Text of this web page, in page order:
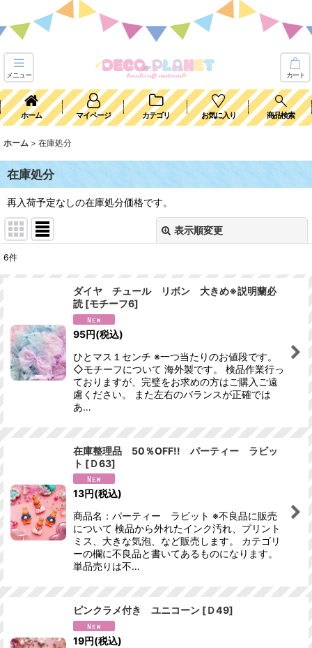
メニュー カート
ホーム マイページ カテゴリ お気に入り 商品検索
ホーム > 在庫処分
在庫処分
再入荷予定なしの在庫処分価格です。
表示順変更
6件
ダイヤ チュール リボン 大きめ※説明蘭必
読 [モチーフ6]
95円(税込)
ひとマス１センチ ※一つ当たりのお値段です。
◇モチーフについて 海外製です。 検品作業行っ
ておりますが、完璧をお求めの方はご購入ご遠
慮ください。 また左右のバランスが正確では
あ…
在庫整理品 50％OFF!! パーティー ラビッ
ト [Ｄ63]
13円(税込)
商品名：パーティー ラビット ※不良品に販売
について 検品から外れたインク汚れ、プリント
ミス、大きな気泡、など販売します。 カテゴリ
ーの欄に不良品と書いてあるものになります。
単品売りは不…
ピンクラメ付き ユニコーン [Ｄ49]
19円(税込)